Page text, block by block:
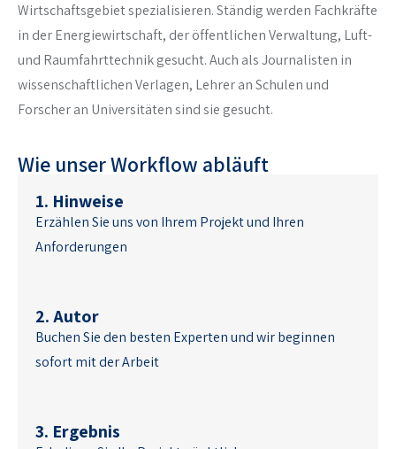
Wirtschaftsgebiet spezialisieren. Ständig werden Fachkräfte
in der Energiewirtschaft, der öffentlichen Verwaltung, Luft-
und Raumfahrttechnik gesucht. Auch als Journalisten in
wissenschaftlichen Verlagen, Lehrer an Schulen und
Forscher an Universitäten sind sie gesucht.
Wie unser Workflow abläuft
1. Hinweise
Erzählen Sie uns von Ihrem Projekt und Ihren
Anforderungen
2. Autor
Buchen Sie den besten Experten und wir beginnen
sofort mit der Arbeit
3. Ergebnis